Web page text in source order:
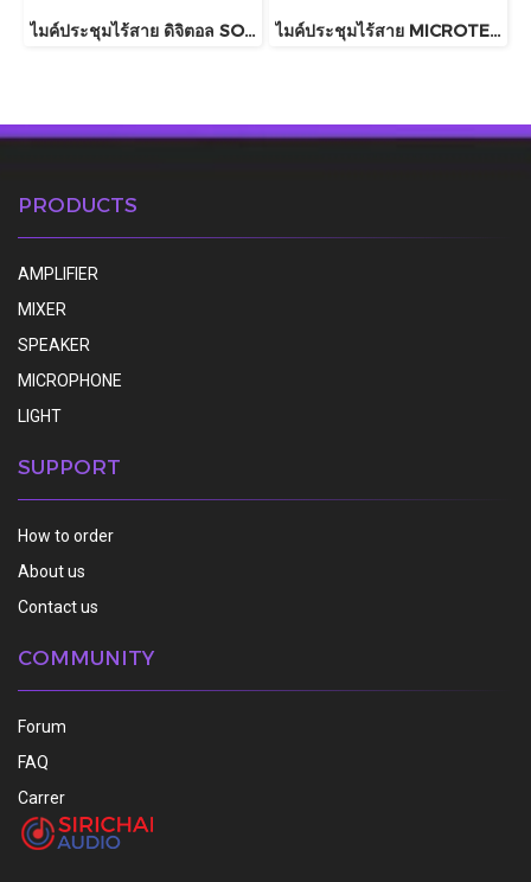
ไมค์ประชุมไร้สาย ดิจิตอล SOUNDVISION รุ่น DWS-2000M , DWS-2000C , DWS-2000D ไมค์ประชุมไร้สาย MICROTECH รุ่น Microsys G1 , G2 , G3
PRODUCTS
AMPLIFIER
MIXER
SPEAKER
MICROPHONE
LIGHT
SUPPORT
How to order
About us
Contact us
COMMUNITY
Forum
FAQ
Carrer